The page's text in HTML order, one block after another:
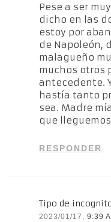
Pese a ser
dicho en las
estoy por
de Napoleón,
malagueño
muchos otros
antecedente.
hastía tanto
sea. Madre
que
RESPONDER
Tipo de
2023/01/17, 9:39